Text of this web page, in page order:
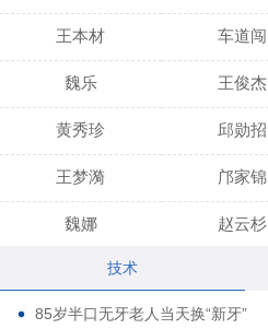
王本材 车道闯
魏乐 王俊杰
黄秀珍 邱勋招
王梦漪 邝家锦
魏娜 赵云杉
代艳虹 林芳诚
技术
85岁半口无牙老人当天换“新牙”